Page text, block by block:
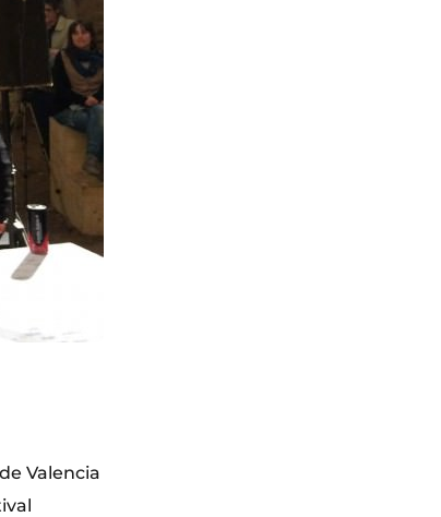
Valencia